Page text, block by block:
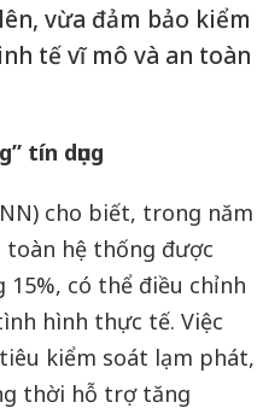
vừa đảm bảo kiểm
tế vĩ mô và an toàn
tín dụng
cho biết, trong năm
toàn hệ thống được
có thể điều chỉnh
hình thực tế. Việc
kiểm soát lạm phát,
thời hỗ trợ tăng